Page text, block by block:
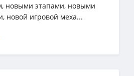
новыми этапами, новыми
новой игровой меха...